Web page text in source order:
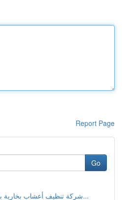
Report Page
Go
شركة تنظيف أعشاب بخارية بالرياض: الحل الأمث...